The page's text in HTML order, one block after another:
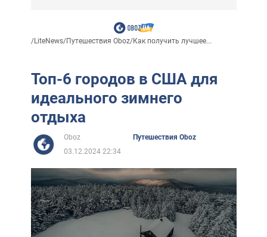
/LiteNews/Путешествия Oboz/Как получить лучшее...
Топ-6 городов в США для
идеального зимнего
отдыха
Oboz
Путешествия Oboz
03.12.2024 22:34